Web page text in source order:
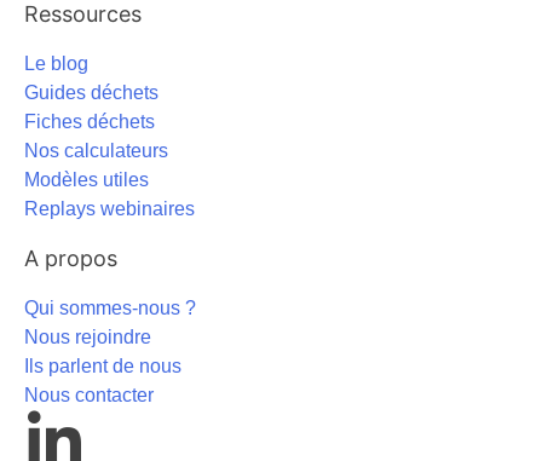
Ressources
Le blog
Guides déchets
Fiches déchets
Nos calculateurs
Modèles utiles
Replays webinaires
A propos
Qui sommes-nous ?
Nous rejoindre
Ils parlent de nous
Nous contacter